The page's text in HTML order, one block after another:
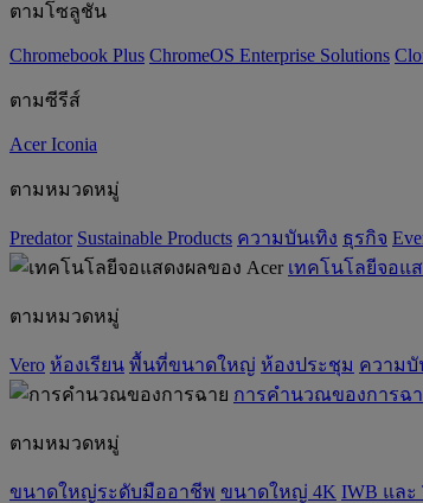
ตามโซลูชัน
Chromebook Plus ChromeOS Enterprise Solutions
ตามซีรีส์
Acer Iconia
ตามหมวดหมู่
Predator ‌Sustainable Products ความบันเทิง ธุรกิจ
เทคโนโลยีจอแ
ตามหมวดหมู่
Vero ห้องเรียน พื้นที่ขนาดใหญ่ ห้องประชุม ความบั
การคำนวณของการฉ
ตามหมวดหมู่
ขนาดใหญ่ระดับมืออาชีพ ขนาดใหญ่ 4K IWB และ